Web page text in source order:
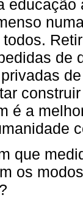
educação
de
é a
que
os